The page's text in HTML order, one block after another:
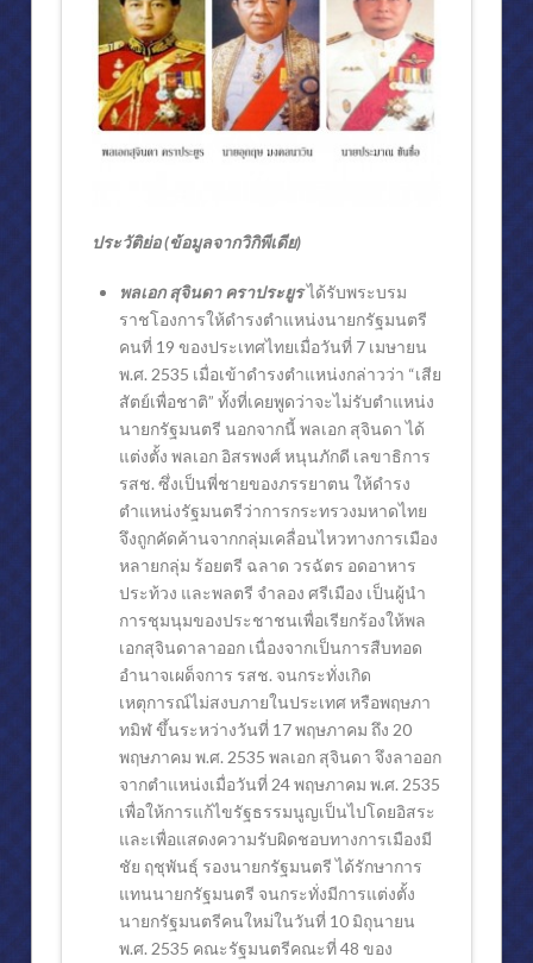
ประวัติย่อ (ข้อมูลจากวิกิพีเดีย)
พลเอก สุจินดา คราประยูรได้รับพระบรม
ราชโองการให้ดำรงตำแหน่งนายกรัฐมนตรี
คนที่ 19 ของประเทศไทยเมื่อวันที่ 7 เมษายน
พ.ศ. 2535 เมื่อเข้าดำรงตำแหน่งกล่าวว่า “เสีย
สัตย์เพื่อชาติ” ทั้งที่เคยพูดว่าจะไม่รับตำแหน่ง
นายกรัฐมนตรี นอกจากนี้ พลเอก สุจินดา ได้
แต่งตั้ง พลเอก อิสรพงศ์ หนุนภักดี เลขาธิการ
รสช. ซึ่งเป็นพี่ชายของภรรยาตน ให้ดำรง
ตำแหน่งรัฐมนตรีว่าการกระทรวงมหาดไทย
จึงถูกคัดค้านจากกลุ่มเคลื่อนไหวทางการเมือง
หลายกลุ่ม ร้อยตรี ฉลาด วรฉัตร อดอาหาร
ประท้วง และพลตรี จำลอง ศรีเมือง เป็นผู้นำ
การชุมนุมของประชาชนเพื่อเรียกร้องให้พล
เอกสุจินดาลาออก เนื่องจากเป็นการสืบทอด
อำนาจเผด็จการ รสช. จนกระทั่งเกิด
เหตุการณ์ไม่สงบภายในประเทศ หรือพฤษภา
ทมิฬ ขึ้นระหว่างวันที่ 17 พฤษภาคม ถึง 20
พฤษภาคม พ.ศ. 2535 พลเอก สุจินดา จึงลาออก
จากตำแหน่งเมื่อวันที่ 24 พฤษภาคม พ.ศ. 2535
เพื่อให้การแก้ไขรัฐธรรมนูญเป็นไปโดยอิสระ
และเพื่อแสดงความรับผิดชอบทางการเมืองมี
ชัย ฤชุพันธุ์ รองนายกรัฐมนตรี ได้รักษาการ
แทนนายกรัฐมนตรี จนกระทั่งมีการแต่งตั้ง
นายกรัฐมนตรีคนใหม่ในวันที่ 10 มิถุนายน
พ.ศ. 2535 คณะรัฐมนตรีคณะที่ 48 ของ